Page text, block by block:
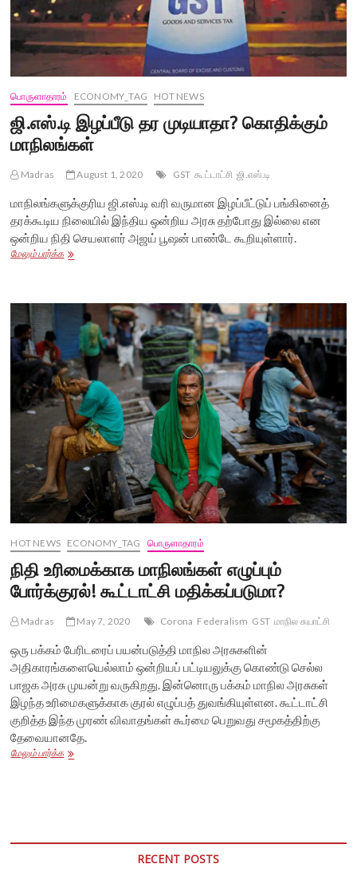
பொருளாதாரம் ECONOMY_TAG HOT NEWS
ஜி.எஸ்.டி இழப்பீடு தர முடியாதா? கொதிக்கும்
மாநிலங்கள்
Madras August 1, 2020 GST கூட்டாட்சி ஜி.எஸ்.டி
மாநிலங்களுக்குரிய ஜி.எஸ்.டி வரி வருமான இழப்பீட்டுப் பங்கினைத்
தரக்கூடிய நிலையில் இந்திய ஒன்றிய அரசு தற்போது இல்லை என
ஒன்றிய நிதி செயலாளர் அஜய் பூஷன் பாண்டே கூறியுள்ளார்.
மேலும் பார்க்கஜி.எஸ்.டி
கொதிக்கும்
மாநிலங்கள்
HOT NEWS ECONOMY_TAG பொருளாதாரம்
நிதி உரிமைக்காக மாநிலங்கள் எழுப்பும்
போர்க்குரல்! கூட்டாட்சி மதிக்கப்படுமா?
Madras May 7, 2020 Corona Federalism GST மாநில சுயாட்சி
ஒரு பக்கம் பேரிடரைப் பயன்படுத்தி மாநில அரசுகளின்
அதிகாரங்களையெல்லாம் ஒன்றியப் பட்டியலுக்கு கொண்டு செல்ல
பாஜக அரசு முயன்று வருகிறது. இன்னொரு பக்கம் மாநில அரசுகள்
இழந்த உரிமைகளுக்காக குரல் எழுப்பத் துவங்கியுள்ளன. கூட்டாட்சி
குறித்த இந்த முரண் விவாதங்கள் கூர்மை பெறுவது சமூகத்திற்கு
தேவையானதே.
மேலும் பார்க்கநிதி
RECENT POSTS